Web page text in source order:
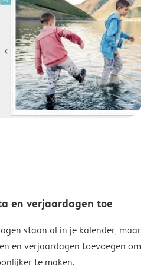
en verjaardagen toe
staan al in je kalender, maar
en verjaardagen toevoegen om
te maken.